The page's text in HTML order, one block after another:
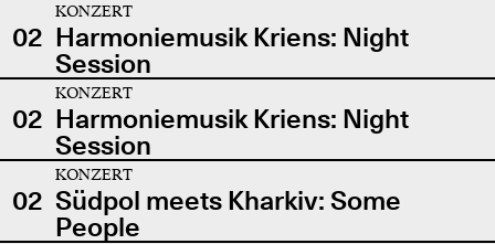
02
KONZERT
Harmoniemusik Kriens: Night
Session
02
KONZERT
Harmoniemusik Kriens: Night
Session
02
KONZERT
Südpol meets Kharkiv: Some
People